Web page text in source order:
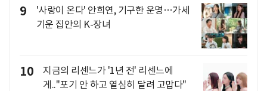
9
'사랑이 온다' 안희연, 기구한 운명…가세
기운 집안의 K-장녀
10
지금의 리센느가 '1년 전' 리센느에
게.."포기 안 하고 열심히 달려 고맙다"